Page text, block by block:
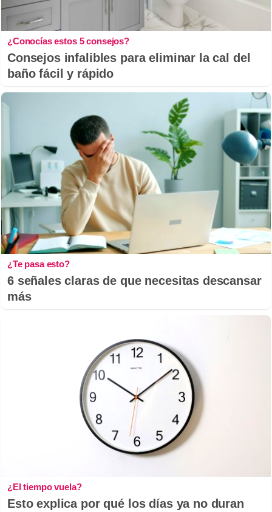
¿Conocías estos 5 consejos?
Consejos infalibles para eliminar la cal del
baño fácil y rápido
¿Te pasa esto?
6 señales claras de que necesitas descansar
más
¿El tiempo vuela?
Esto explica por qué los días ya no duran